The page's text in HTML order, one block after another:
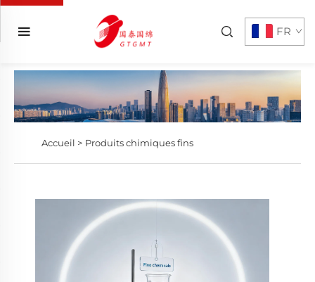
FR
Accueil > Produits chimiques fins